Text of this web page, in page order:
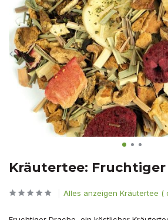
Kräutertee: Fruchtiger
Alles anzeigen Kräutertee (